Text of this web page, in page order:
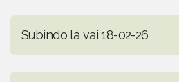
Subindo lá vai 18-02-26